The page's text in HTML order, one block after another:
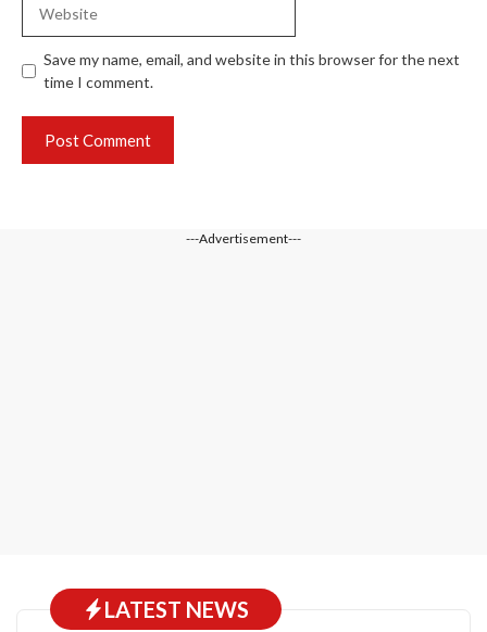
Save my name, email, and website in this browser for the next
time I comment.
---Advertisement---
LATEST NEWS